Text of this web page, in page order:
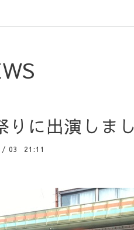
りに出演しま
/ 03 21:11